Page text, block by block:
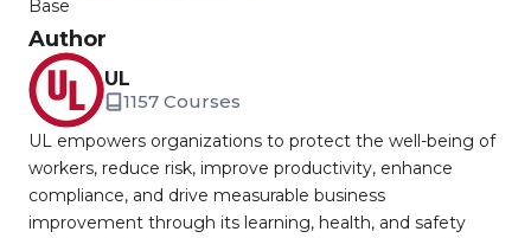
Base
Author
UL
1157 Courses
UL empowers organizations to protect the well-being of
workers, reduce risk, improve productivity, enhance
compliance, and drive measurable business
improvement through its learning, health, and safety